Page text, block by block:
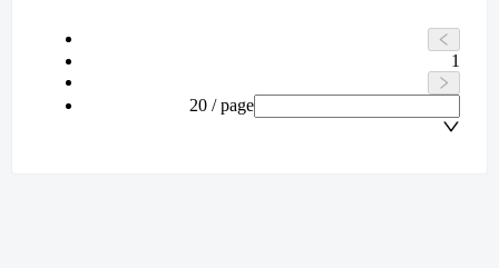
1
20 / page